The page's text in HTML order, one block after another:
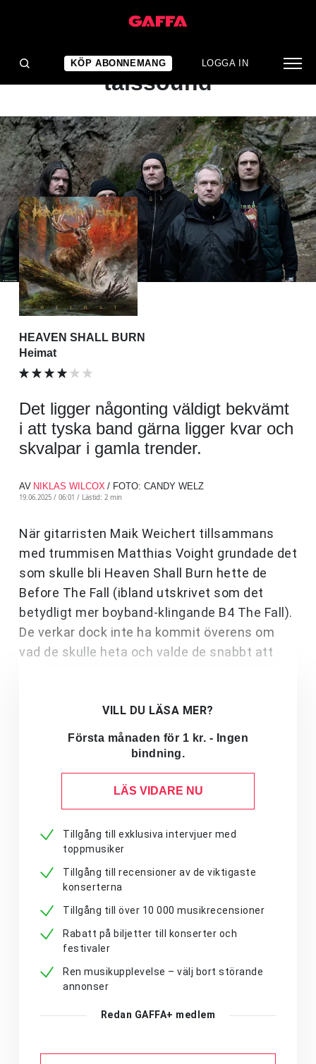
KÖP ABONNEMANG LOGGA IN
ALBUMRECENSION
Förvaltar ett tidigt 2000-
talssound
HEAVEN SHALL BURN
Heimat
Det ligger någonting väldigt bekvämt
i att tyska band gärna ligger kvar och
skvalpar i gamla trender.
AV NIKLAS WILCOX / FOTO: CANDY WELZ
19.06.2025 / 06:01 / Lästid: 2 min
När gitarristen Maik Weichert tillsammans
med trummisen Matthias Voight grundade det
som skulle bli Heaven Shall Burn hette de
Before The Fall (ibland utskrivet som det
betydligt mer boyband-klingande B4 The Fall).
De verkar dock inte ha kommit överens om
vad de skulle heta och valde de snabbt att
VILL DU LÄSA MER?
Första månaden för 1 kr. - Ingen
bindning.
LÄS VIDARE NU
Tillgång till exklusiva intervjuer med
toppmusiker
Tillgång till recensioner av de viktigaste
konserterna
Tillgång till över 10 000 musikrecensioner
Rabatt på biljetter till konserter och
festivaler
Ren musikupplevelse – välj bort störande
annonser
Redan GAFFA+ medlem